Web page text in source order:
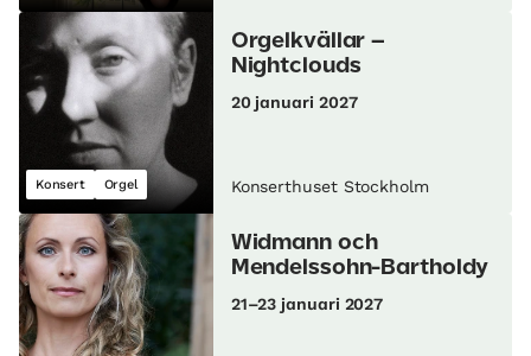
Konsert Orgel
Orgelkvällar –
Nightclouds
20 januari 2027
Konserthuset Stockholm
Widmann och
Mendelssohn-Bartholdy
21–23 januari 2027